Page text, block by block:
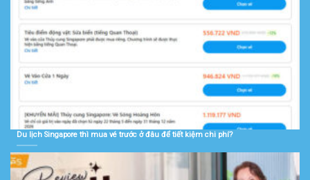
Du lịch Singapore thì mua vé trước ở đâu để tiết kiệm chi phí?